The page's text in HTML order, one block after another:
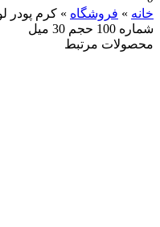
»
مرتبط